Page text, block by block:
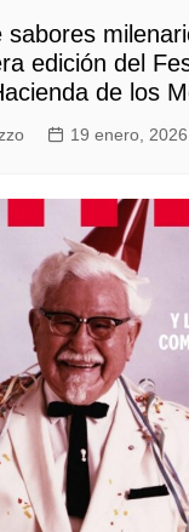
sabores
edición del
de los
19 enero, 2026